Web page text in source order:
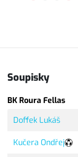
Soupisky
BK Roura Fellas
Doffek Lukáš
Kučera Ondřej